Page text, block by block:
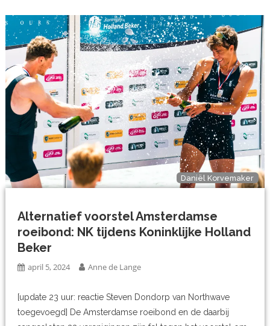
Daniël Korvemaker
Alternatief voorstel Amsterdamse
roeibond: NK tijdens Koninklijke Holland
Beker
april 5, 2024 Anne de Lange
[update 23 uur: reactie Steven Dondorp van Northwave
toegevoegd] De Amsterdamse roeibond en de daarbij